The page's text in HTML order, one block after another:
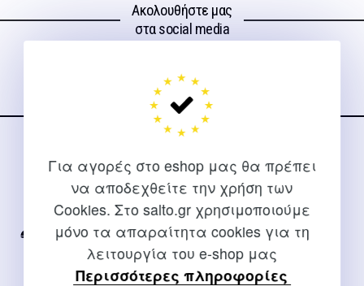
Για αγορές στο eshop μας θα πρέπει
να αποδεχθείτε την χρήση των
Cookies. Στο salto.gr χρησιμοποιούμε
μόνο τα απαραίτητα cookies για τη
λειτουργία του e-shop μας
Περισσότερες πληροφορίες
22,23 €.
Ακολουθήστε μας
στα social media
ΕΠΙΚΟΙΝΩΝΊΑ
Για διευκρινίσεις και υποστήριξη παραγγελιών μέσω του
Internet
2310 267108
info@salto.gr